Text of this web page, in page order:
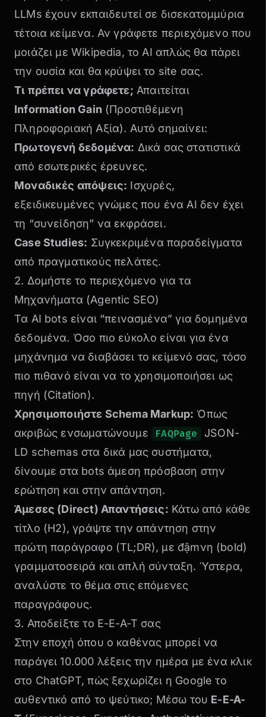
LLMs έχουν εκπαιδευτεί σε δισεκατομμύρια
τέτοια κείμενα. Αν γράφετε περιεχόμενο που
μοιάζει με Wikipedia, το AI απλώς θα πάρει
την ουσία και θα κρύψει το site σας.
Τι πρέπει να γράφετε; Απαιτείται
Information Gain (Προστιθέμενη
Πληροφοριακή Αξία). Αυτό σημαίνει:
Πρωτογενή δεδομένα: Δικά σας στατιστικά
από εσωτερικές έρευνες.
Μοναδικές απόψεις: Ισχυρές,
εξειδικευμένες γνώμες που ένα AI δεν έχει
τη “συνείδηση” να εκφράσει.
Case Studies: Συγκεκριμένα παραδείγματα
από πραγματικούς πελάτες.
2. Δομήστε το περιεχόμενο για τα
Μηχανήματα (Agentic SEO)
Τα AI bots είναι “πεινασμένα” για δομημένα
δεδομένα. Όσο πιο εύκολο είναι για ένα
μηχάνημα να διαβάσει το κείμενό σας, τόσο
πιο πιθανό είναι να το χρησιμοποιήσει ως
πηγή (Citation).
Χρησιμοποιήστε Schema Markup: Όπως
ακριβώς ενσωματώνουμε
FAQPage
JSON-
LD schemas στα δικά μας συστήματα,
δίνουμε στα bots άμεση πρόσβαση στην
ερώτηση και στην απάντηση.
Άμεσες (Direct) Απαντήσεις: Κάτω από κάθε
τίτλο (H2), γράψτε την απάντηση στην
πρώτη παράγραφο (TL;DR), με đậmνη (bold)
γραμματοσειρά και απλή σύνταξη. Ύστερα,
αναλύστε το θέμα στις επόμενες
παραγράφους.
3. Αποδείξτε το E-E-A-T σας
Στην εποχή όπου ο καθένας μπορεί να
παράγει 10.000 λέξεις την ημέρα με ένα κλικ
στο ChatGPT, πώς ξεχωρίζει η Google το
αυθεντικό από το ψεύτικο; Μέσω του E-E-A-